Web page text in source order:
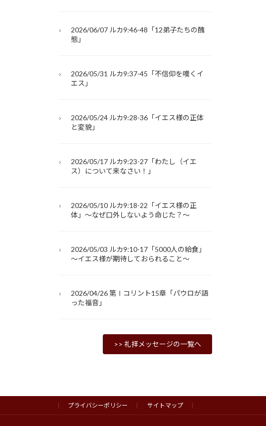
2026/06/07 ルカ9:46-48「12弟子たちの醜
態」
2026/05/31 ルカ9:37-45「不信仰を嘆くイ
エス」
2026/05/24 ルカ9:28-36「イエス様の正体
と変貌」
2026/05/17 ルカ9:23-27「わたし（イエ
ス）について来なさい！」
2026/05/10 ルカ9:18-22「イエス様の正
体」～なぜ口外しないよう命じた？～
2026/05/03 ルカ9:10-17「5000人の給食」
～イエス様が期待しておられること～
2026/04/26 第Ⅰコリント15章「パウロが語
った福音」
>> 礼拝メッセージの一覧へ
プライバシーポリシー サイトマップ